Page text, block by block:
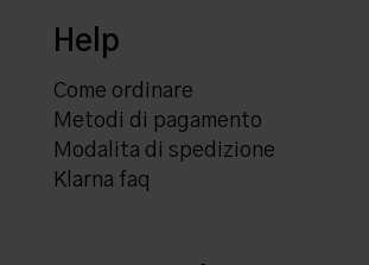
Help
Come ordinare
Metodi di pagamento
Modalita di spedizione
Klarna faq